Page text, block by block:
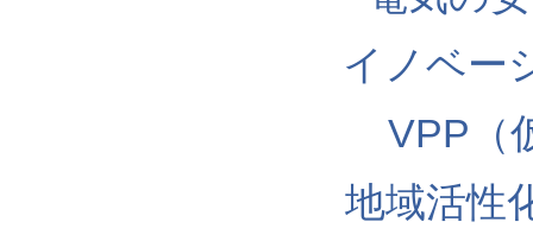
イノベー
VPP（
地域活性